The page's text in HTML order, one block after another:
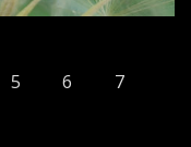
5 6
7